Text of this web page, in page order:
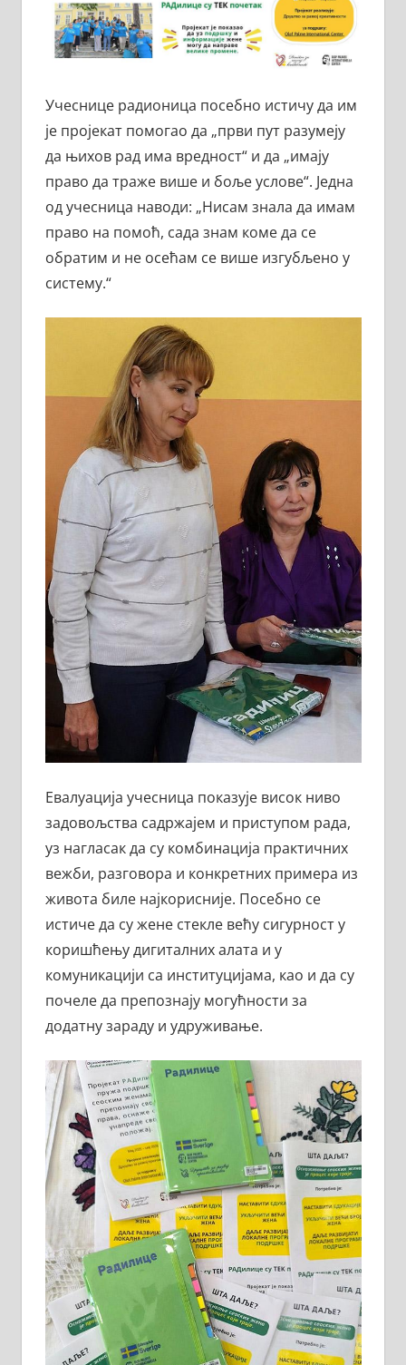
Учеснице радионица посебно истичу да им
је пројекат помогао да „први пут разумеју
да њихов рад има вредност“ и да „имају
право да траже више и боље услове“. Једна
од учесница наводи: „Нисам знала да имам
право на помоћ, сада знам коме да се
обратим и не осећам се више изгубљено у
систему.“
Евалуација учесница показује висок ниво
задовољства садржајем и приступом рада,
уз нагласак да су комбинација практичних
вежби, разговора и конкретних примера из
живота биле најкорисније. Посебно се
истиче да су жене стекле већу сигурност у
коришћењу дигиталних алата и у
комуникацији са институцијама, као и да су
почеле да препознају могућности за
додатну зараду и удруживање.